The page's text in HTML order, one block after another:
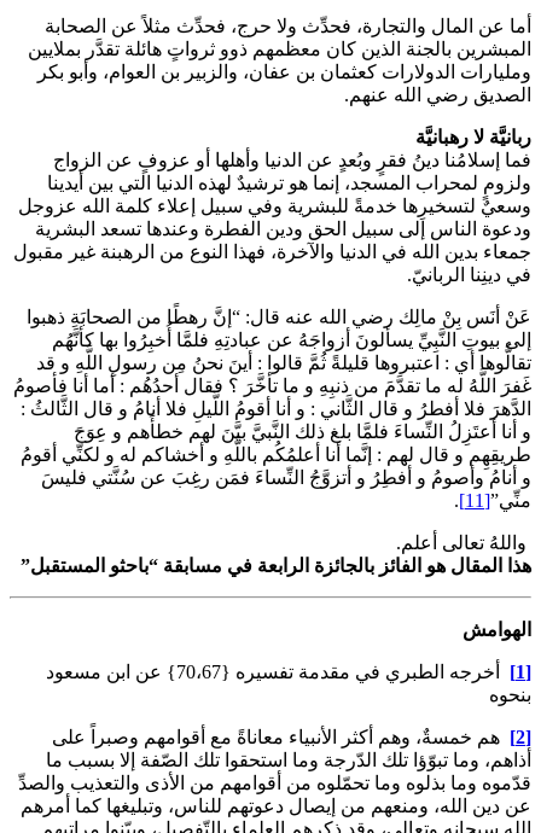
أما عن المال والتجارة، فحدِّث ولا حرج، فحدِّث مثلاً عن الصحابة
المبشرين بالجنة الذين كان معظمهم ذوو ثرواتٍ هائلة تقدَّر بملايين
ومليارات الدولارات كعثمان بن عفان، والزبير بن العوام، وأبو بكر
الصديق رضي الله عنهم.
ربانيَّة لا رهبانيَّة
فما إسلامُنا دينُ فقرٍ وبُعدٍ عن الدنيا وأهلها أو عزوفٍ عن الزواج
ولزومٍ لمحراب المسجد، إنما هو ترشيدٌ لهذه الدنيا التي بين أيدينا
وسعيٌ لتسخيرِها خدمةً للبشرية وفي سبيل إعلاء كلمة الله عزوجل
ودعوة الناس إلى سبيل الحق ودين الفطرة وعندها تسعد البشرية
جمعاء بدين الله في الدنيا والآخرة، فهذا النوع من الرهبنة غير مقبول
في دينِنا الربانيّ.
عَنْ أنَس بِنْ مالِك رضي الله عنه قال: “إنَّ رهطًا من الصحابَةِ ذهبوا
إلى بيوتِ النَّبِيِّ يسألونَ أزواجَهُ عن عبادتِهِ فلمَّا أُخبِرُوا بها كأنَّهُم
تقالُّوها أي : اعتبروها قليلةً ثُمَّ قالوا : أينَ نحنُ مِن رسولِ اللَّهِ و قد
غَفرَ اللَّهُ له ما تقدَّمَ من ذنبِهِ و ما تأخَّرَ ؟ فقال أحدُهُم : أما أنا فأصومُ
الدَّهرَ فلا أفطرُ و قال الثَّاني : و أنا أقومُ اللَّيلِ فلا أنامُ و قال الثَّالثُ :
و أنا أعتَزِلُ النِّساءَ فلمَّا بلغ ذلك النَّبيَّ بيَّنَ لهم خطأَهم و عِوَجَ
طريقِهِم و قال لهم : إنَّما أنا أعلمُكُم باللَّهِ و أخشاكم له و لكنِّي أقومُ
و أنامُ وأصومُ و أفطِرُ و أتزوَّجُ النِّساءَ فمَن رغِبَ عن سُنَّتي فليسَ
منِّي”[11]
.
واللهُ تعالى أعلم.
هذا المقال هو الفائز بالجائزة الرابعة في مسابقة “باحثو المستقبل”
الهوامش
[1]
أخرجه الطبري في مقدمة تفسيره {70،67} عن ابن مسعود
بنحوه
[2]
هم خمسةٌ، وهم أكثر الأنبياء معاناةً مع أقوامهم وصبراً على
أذاهم، وما تبوّؤا تلك الدّرجة وما استحقوا تلك الصّفة إلا بسبب ما
قدّموه وما بذلوه وما تحمّلوه من أقوامهم من الأذى والتعذيب والصدِّ
عن دين الله، ومنعهم من إيصال دعوتهم للناس، وتبليغها كما أمرهم